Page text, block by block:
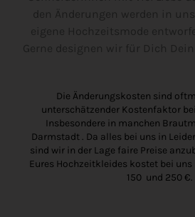
den Änderungen werden in
eigene Hochzeitsmode
Gerne designen wir für Dich
Die Änderungskosten sind
unterschätzender Kostenfaktor
Insbesondere in manchen
Darmstadt . Da alles bei uns in
sind wir in der Lage faire Preise
Eures Hochzeitkleides kostet bei uns
150 und 250 €.